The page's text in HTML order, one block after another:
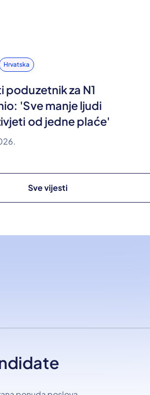
Hrvatska
poduzetnik za N1
'Sve manje ljudi
od jedne plaće'
Sve vijesti